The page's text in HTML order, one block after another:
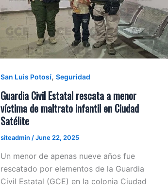
San Luis Potosí, Seguridad
Guardia Civil Estatal rescata a menor
víctima de maltrato infantil en Ciudad
Satélite
siteadmin /June 22, 2025
Un menor de apenas nueve años fue
rescatado por elementos de la Guardia
Civil Estatal (GCE) en la colonia Ciudad